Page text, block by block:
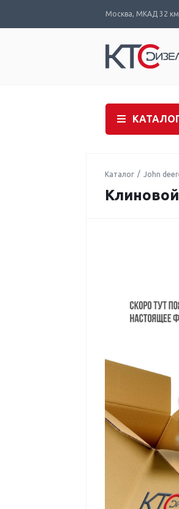
Москва, МКАД 32
Каталог John